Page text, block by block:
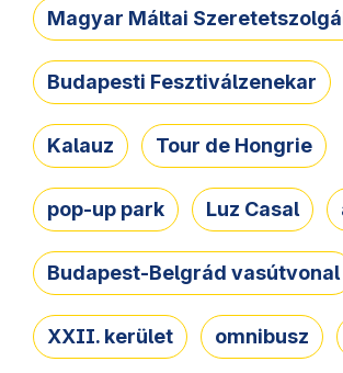
Magyar Máltai
Budapesti Fesztiválzenekar
Kalauz Tour de Hongrie
pop-up park Luz Casal
Budapest-Belgrád vasútvonal
XXII. kerület omnibusz